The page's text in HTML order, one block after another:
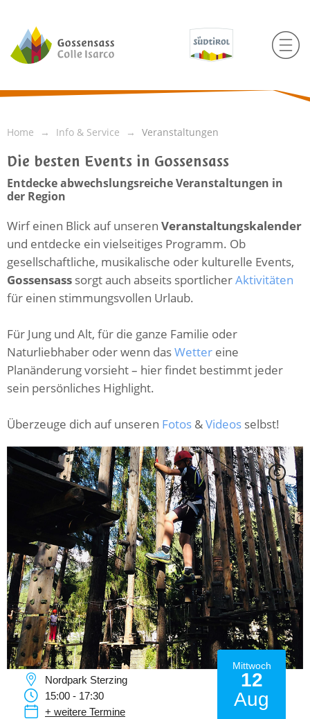
Home Info & Service Veranstaltungen
Die besten Events in Gossensass
Entdecke abwechslungsreiche Veranstaltungen in
der Region
Wirf einen Blick auf unseren Veranstaltungskalender
und entdecke ein vielseitiges Programm. Ob
gesellschaftliche, musikalische oder kulturelle Events,
Gossensass sorgt auch abseits sportlicherAktivitäten
für einen stimmungsvollen Urlaub.
Für Jung und Alt, für die ganze Familie oder
Naturliebhaber oder wenn dasWetter eine
Planänderung vorsieht – hier findet bestimmt jeder
sein persönliches Highlight.
Überzeuge dich auf unseren Fotos &Videos selbst!
C
Mittwoch
12
Aug
Nordpark Sterzing
15:00 - 17:30
+ weitere Termine